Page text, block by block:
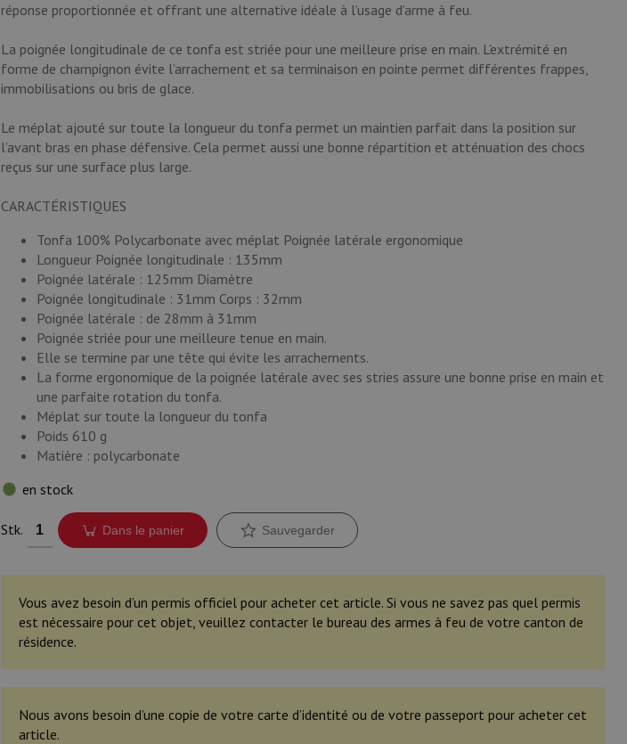
réponse proportionnée et offrant une alternative idéale à l’usage d’arme à feu.
La poignée longitudinale de ce tonfa est striée pour une meilleure prise en main. L’extrémité en
forme de champignon évite l’arrachement et sa terminaison en pointe permet différentes frappes,
immobilisations ou bris de glace.
Le méplat ajouté sur toute la longueur du tonfa permet un maintien parfait dans la position sur
l’avant bras en phase défensive. Cela permet aussi une bonne répartition et atténuation des chocs
reçus sur une surface plus large.
CARACTÉRISTIQUES
Tonfa 100% Polycarbonate avec méplat Poignée latérale ergonomique
Longueur Poignée longitudinale : 135mm
Poignée latérale : 125mm Diamètre
Poignée longitudinale : 31mm Corps : 32mm
Poignée latérale : de 28mm à 31mm
Poignée striée pour une meilleure tenue en main.
Elle se termine par une tête qui évite les arrachements.
La forme ergonomique de la poignée latérale avec ses stries assure une bonne prise en main et
une parfaite rotation du tonfa.
Méplat sur toute la longueur du tonfa
Poids 610 g
Matière : polycarbonate
en stock
Stk. Dans le panier Sauvegarder
Vous avez besoin d’un permis officiel pour acheter cet article. Si vous ne savez pas quel permis
est nécessaire pour cet objet, veuillez contacter le bureau des armes à feu de votre canton de
résidence.
Nous avons besoin d’une copie de votre carte d’identité ou de votre passeport pour acheter cet
article.